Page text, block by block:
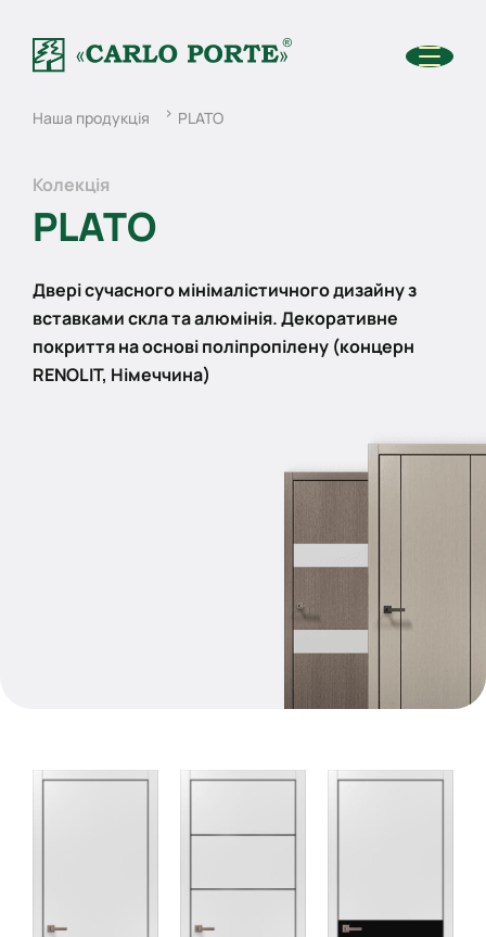
Наша продукція PLATO
Колекція
PLATO
Двері сучасного мінімалістичного дизайну з
вставками скла та алюмінія. Декоративне
покриття на основі поліпропілену (концерн
RENOLIT, Німеччина)